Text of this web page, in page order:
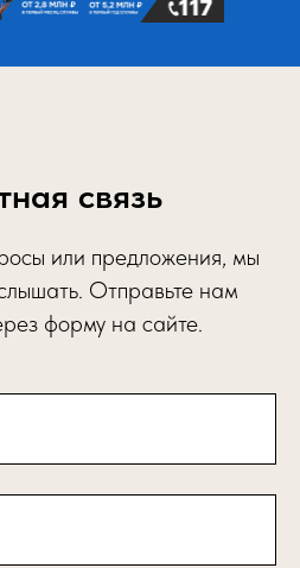
связь
или предложения, мы
Отправьте нам
форму на сайте.